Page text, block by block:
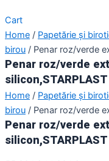
Cart
Home / Papetărie și
birou / Penar roz/verde
Penar roz/verde
silicon,STARPLAST
Home / Papetărie și
birou / Penar roz/verde
Penar roz/verde
silicon,STARPLAST